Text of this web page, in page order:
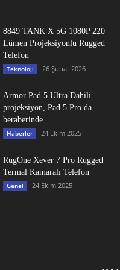
8849 TANK X 5G 1080P 220
Lümen Projeksiyonlu Rugged
Telefon
Teknoloji 26 Şubat 2026
Armor Pad 5 Ultra Dahili
projeksiyon, Pad 5 Pro da
beraberinde...
Haberler 24 Ekim 2025
RugOne Xever 7 Pro Rugged
Termal Kamaralı Telefon
Genel 24 Ekim 2025